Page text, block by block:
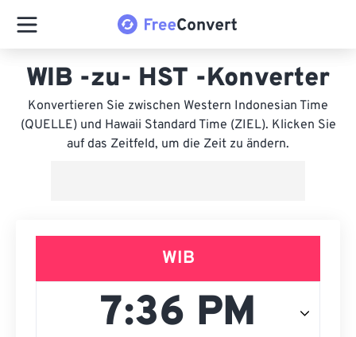
WIB -zu- HST -Konverter
Konvertieren Sie zwischen Western Indonesian Time
(QUELLE) und Hawaii Standard Time (ZIEL). Klicken Sie
auf das Zeitfeld, um die Zeit zu ändern.
WIB